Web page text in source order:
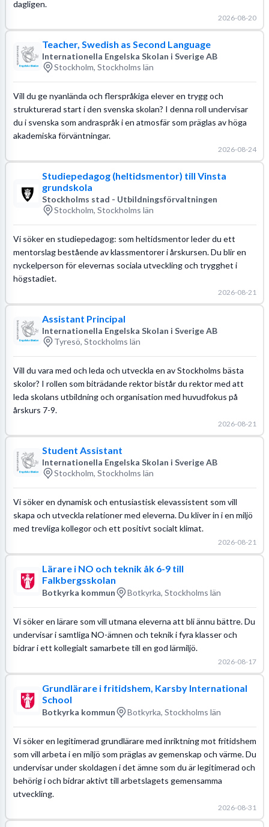
dagligen.
2026-08-20
Teacher, Swedish as Second Language
Internationella Engelska Skolan i Sverige AB
Stockholm, Stockholms län
Vill du ge nyanlända och flerspråkiga elever en trygg och
strukturerad start i den svenska skolan? I denna roll undervisar
du i svenska som andraspråk i en atmosfär som präglas av höga
akademiska förväntningar.
2026-08-24
Studiepedagog (heltidsmentor) till Vinsta
grundskola
Stockholms stad - Utbildningsförvaltningen
Stockholm, Stockholms län
Vi söker en studiepedagog: som heltidsmentor leder du ett
mentorslag bestående av klassmentorer i årskursen. Du blir en
nyckelperson för elevernas sociala utveckling och trygghet i
högstadiet.
2026-08-21
Assistant Principal
Internationella Engelska Skolan i Sverige AB
Tyresö, Stockholms län
Vill du vara med och leda och utveckla en av Stockholms bästa
skolor? I rollen som biträdande rektor bistår du rektor med att
leda skolans utbildning och organisation med huvudfokus på
årskurs 7-9.
2026-08-21
Student Assistant
Internationella Engelska Skolan i Sverige AB
Stockholm, Stockholms län
Vi söker en dynamisk och entusiastisk elevassistent som vill
skapa och utveckla relationer med eleverna. Du kliver in i en miljö
med trevliga kollegor och ett positivt socialt klimat.
2026-08-21
Lärare i NO och teknik åk 6-9 till
Falkbergsskolan
Botkyrka kommun Botkyrka, Stockholms län
Vi söker en lärare som vill utmana eleverna att bli ännu bättre. Du
undervisar i samtliga NO-ämnen och teknik i fyra klasser och
bidrar i ett kollegialt samarbete till en god lärmiljö.
2026-08-17
Grundlärare i fritidshem, Karsby International
School
Botkyrka kommun Botkyrka, Stockholms län
Vi söker en legitimerad grundlärare med inriktning mot fritidshem
som vill arbeta i en miljö som präglas av gemenskap och värme. Du
undervisar under skoldagen i det ämne som du är legitimerad och
behörig i och bidrar aktivt till arbetslagets gemensamma
utveckling.
2026-08-31